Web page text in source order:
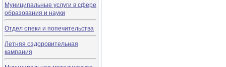
Муниципальные услуги в сфере
образования и науки
Отдел опеки и попечительства
Летняя оздоровительная
кампания